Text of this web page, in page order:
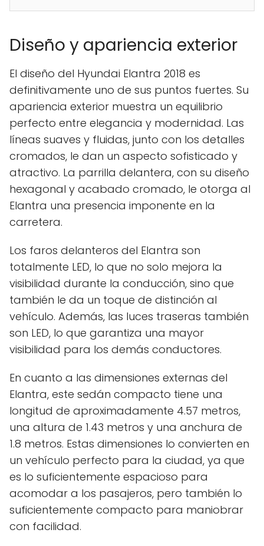
Diseño y apariencia exterior
El diseño del Hyundai Elantra 2018 es
definitivamente uno de sus puntos fuertes. Su
apariencia exterior muestra un equilibrio
perfecto entre elegancia y modernidad. Las
líneas suaves y fluidas, junto con los detalles
cromados, le dan un aspecto sofisticado y
atractivo. La parrilla delantera, con su diseño
hexagonal y acabado cromado, le otorga al
Elantra una presencia imponente en la
carretera.
Los faros delanteros del Elantra son
totalmente LED, lo que no solo mejora la
visibilidad durante la conducción, sino que
también le da un toque de distinción al
vehículo. Además, las luces traseras también
son LED, lo que garantiza una mayor
visibilidad para los demás conductores.
En cuanto a las dimensiones externas del
Elantra, este sedán compacto tiene una
longitud de aproximadamente 4.57 metros,
una altura de 1.43 metros y una anchura de
1.8 metros. Estas dimensiones lo convierten en
un vehículo perfecto para la ciudad, ya que
es lo suficientemente espacioso para
acomodar a los pasajeros, pero también lo
suficientemente compacto para maniobrar
con facilidad.